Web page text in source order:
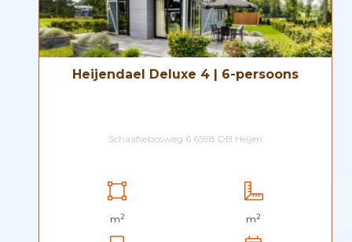
Heijendael Deluxe 4 | 6-persoons
Schaafsebosweg 6 6598 DB Heijen
m2 m2